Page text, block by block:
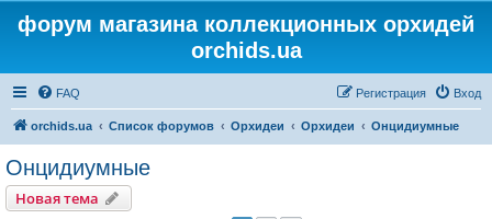
форум магазина коллекционных орхидей
orchids.ua
FAQ Вход
Регистрация
orchids.ua Список форумов Орхидеи Орхидеи Онцидиумные
Онцидиумные
Новая тема